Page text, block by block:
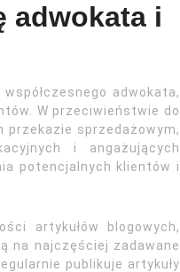
adwokata i
adwokata,
W przeciwieństwie do
sprzedażowym,
i angażujących
potencjalnych klientów i
artykułów blogowych,
na najczęściej zadawane
publikuje artykuły